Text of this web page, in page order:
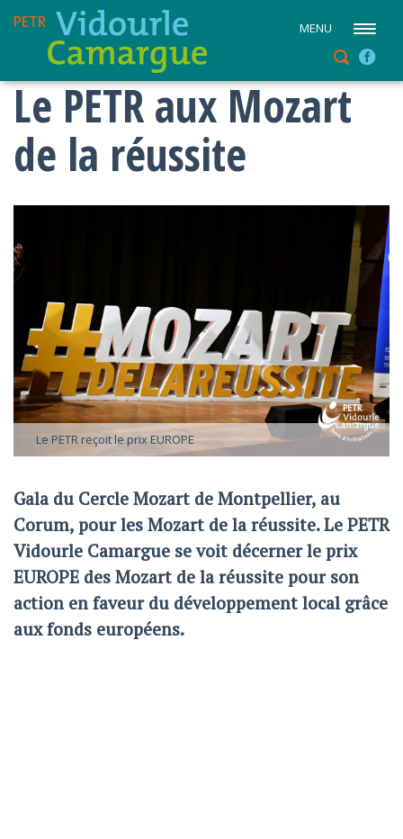
MENU
Le PETR aux Mozart
de la réussite
Le PETR reçoit le prix EUROPE
Gala du Cercle Mozart de Montpellier, au
Corum, pour les Mozart de la réussite. Le PETR
Vidourle Camargue se voit décerner le prix
EUROPE des Mozart de la réussite pour son
action en faveur du développement local grâce
aux fonds européens.